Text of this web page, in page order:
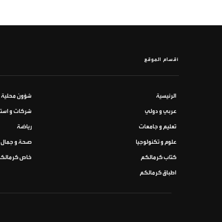
أقسام الموقع
الرئيسية شؤون محلية
عربي و دولي شركات و
تعليم و جامعات رياضة
علوم و تكنولوجيا صحة و جمال
كتاب كرمالكم خاص
اطباق كرمالكم